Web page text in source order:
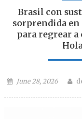
Brasil con
sorprendida
para regrear a
Posted on
June 28, 2026